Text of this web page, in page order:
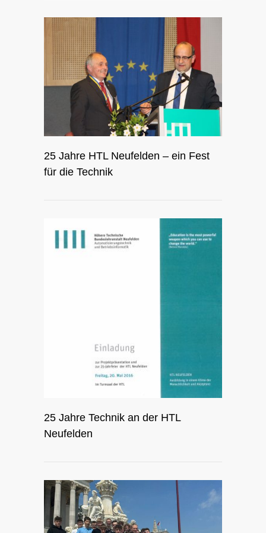
25 Jahre HTL Neufelden – ein Fest
für die Technik
25 Jahre Technik an der HTL
Neufelden